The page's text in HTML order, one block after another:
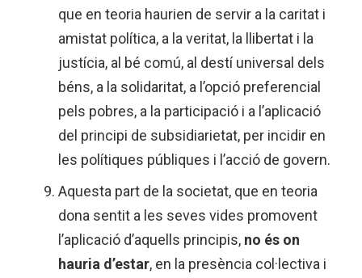
que en teoria haurien de servir a la caritat i
amistat política, a la veritat, la llibertat i la
justícia, al bé comú, al destí universal dels
béns, a la solidaritat, a l’opció preferencial
pels pobres, a la participació i a l’aplicació
del principi de subsidiarietat, per incidir en
les polítiques públiques i l’acció de govern.
Aquesta part de la societat, que en teoria
dona sentit a les seves vides promovent
l’aplicació d’aquells principis, no és on
hauria d’estar, en la presència col·lectiva i